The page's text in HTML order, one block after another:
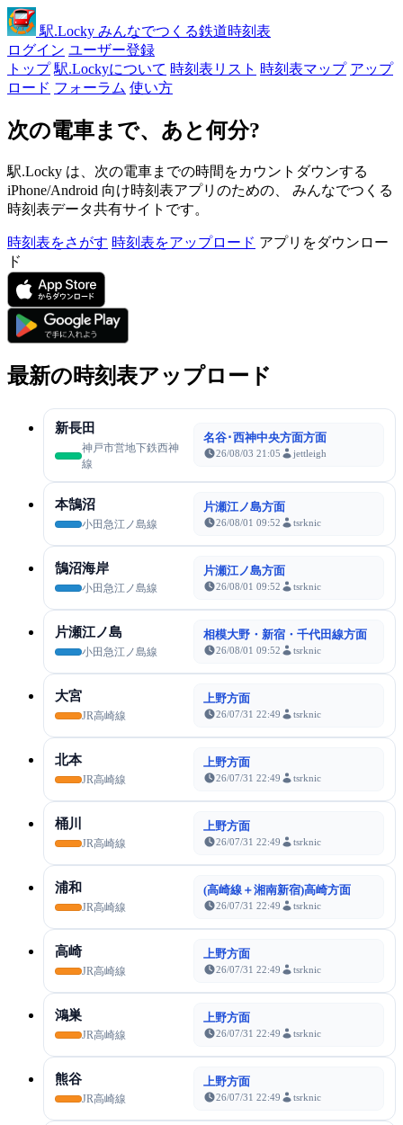
駅.Locky みんなでつくる鉄道時刻表
ログイン ユーザー登録
トップ 駅.Lockyについて 時刻表リスト 時刻表マップ アップ
ロード フォーラム 使い方
次の電車まで、あと何分?
駅.Locky は、次の電車までの時間をカウントダウンする
iPhone/Android 向け時刻表アプリのための、 みんなでつくる
時刻表データ共有サイトです。
時刻表をさがす 時刻表をアップロード アプリをダウンロー
ド
最新の時刻表アップロード
新長田
神戸市営地下鉄西神
線
名谷･西神中央方面方面
26/08/03 21:05 jettleigh
本鵠沼
小田急江ノ島線
片瀬江ノ島方面
26/08/01 09:52 tsrknic
鵠沼海岸
小田急江ノ島線
片瀬江ノ島方面
26/08/01 09:52 tsrknic
片瀬江ノ島
小田急江ノ島線
相模大野・新宿・千代田線方面
26/08/01 09:52 tsrknic
大宮
JR高崎線
上野方面
26/07/31 22:49 tsrknic
北本
JR高崎線
上野方面
26/07/31 22:49 tsrknic
桶川
JR高崎線
上野方面
26/07/31 22:49 tsrknic
浦和
JR高崎線
(高崎線＋湘南新宿)高崎方面
26/07/31 22:49 tsrknic
高崎
JR高崎線
上野方面
26/07/31 22:49 tsrknic
鴻巣
JR高崎線
上野方面
26/07/31 22:49 tsrknic
熊谷
JR高崎線
上野方面
26/07/31 22:49 tsrknic